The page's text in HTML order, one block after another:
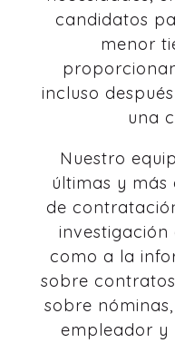
candidatos
menor
incluso
una
Nuestro
últimas y más
de
investigación
como a la
sobre
sobre
empleador y